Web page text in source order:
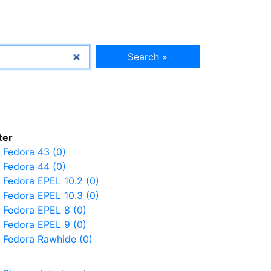
Search »
Fedora 43 (0)
Fedora 44 (0)
Fedora EPEL 10.2 (0)
Fedora EPEL 10.3 (0)
Fedora EPEL 8 (0)
Fedora EPEL 9 (0)
Fedora Rawhide (0)